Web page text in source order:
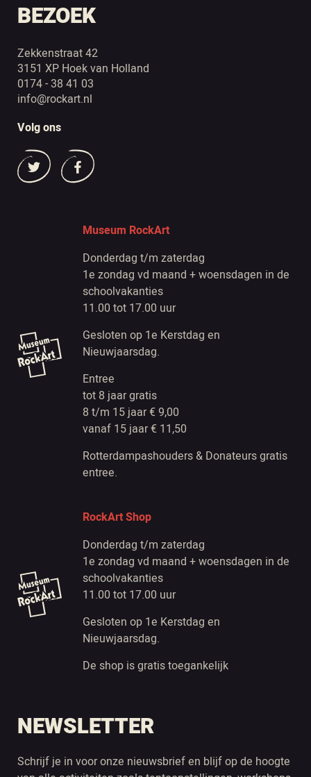
BEZOEK
Zekkenstraat 42
3151 XP Hoek van Holland
0174 - 38 41 03
info@rockart.nl
Volg ons
Museum RockArt
Donderdag t/m zaterdag
1e zondag vd maand + woensdagen in de
schoolvakanties
11.00 tot 17.00 uur
Gesloten op 1e Kerstdag en
Nieuwjaarsdag.
Entree
tot 8 jaar gratis
8 t/m 15 jaar € 9,00
vanaf 15 jaar € 11,50
Rotterdampashouders & Donateurs gratis
entree.
RockArt Shop
Donderdag t/m zaterdag
1e zondag vd maand + woensdagen in de
schoolvakanties
11.00 tot 17.00 uur
Gesloten op 1e Kerstdag en
Nieuwjaarsdag.
De shop is gratis toegankelijk
NEWSLETTER
Schrijf je in voor onze nieuwsbrief en blijf op de hoogte